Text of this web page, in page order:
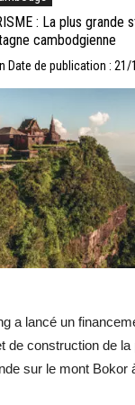
: La plus grande
cambodgienne
Date de publication : 21/
a lancé un
de construction de
sur le mont Bokor